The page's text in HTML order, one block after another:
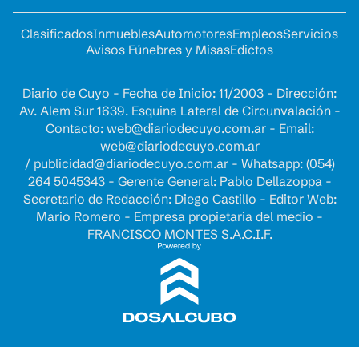
ClasificadosInmueblesAutomotoresEmpleosServicios
Avisos Fúnebres y MisasEdictos
Diario de Cuyo - Fecha de Inicio: 11/2003 - Dirección:
Av. Alem Sur 1639. Esquina Lateral de Circunvalación -
Contacto: web@diariodecuyo.com.ar- Email:
web@diariodecuyo.com.ar
/ publicidad@diariodecuyo.com.ar- Whatsapp: (054)
264 5045343 - Gerente General: Pablo Dellazoppa -
Secretario de Redacción: Diego Castillo - Editor Web:
Mario Romero - Empresa propietaria del medio -
FRANCISCO MONTES S.A.C.I.F.